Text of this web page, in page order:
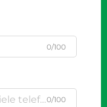
0/100
0/100